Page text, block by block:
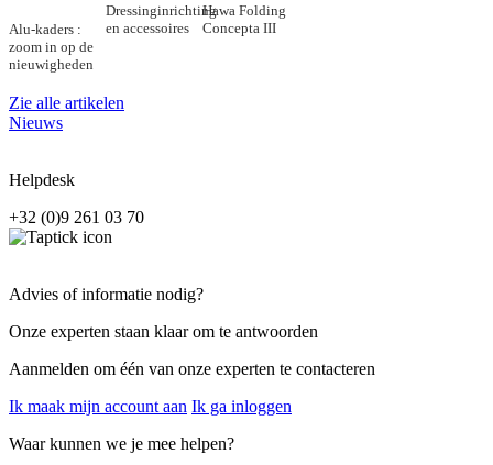
Alu-kaders :
zoom in op de
nieuwigheden
Dressinginrichting
en accessoires
Hawa Folding
Concepta III
Zie alle artikelen
Nieuws
Helpdesk
+32 (0)9 261 03 70
Advies of informatie nodig?
Onze experten staan klaar om te antwoorden
Aanmelden om één van onze experten te contacteren
Ik maak mijn account aan Ik ga inloggen
Waar kunnen we je mee helpen?